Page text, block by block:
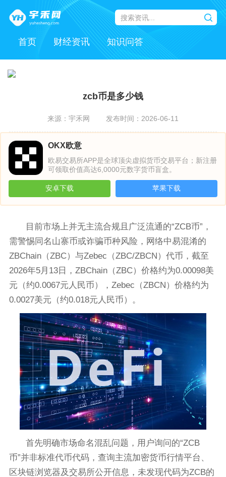
首页 财经资讯 知识问答
zcb币是多少钱
来源：宇禾网 发布时间：2026-06-11
OKX欧意
欧易交易所APP是全球顶尖虚拟货币交易平台；新注册
可领取价值高达6,0000元数字货币盲盒。
安卓下载 苹果下载
目前市场上并无主流合规且广泛流通的“ZCB币”，
需警惕同名山寨币或诈骗币种风险，网络中易混淆的
ZBChain（ZBC）与Zebec（ZBC/ZBCN）代币，截至
2026年5月13日，ZBChain（ZBC）价格约为0.00098美
元（约0.0067元人民币），Zebec（ZBCN）价格约为
0.0027美元（约0.018元人民币）。
首先明确市场命名混乱问题，用户询问的“ZCB
币”并非标准代币代码，查询主流加密货币行情平台、
区块链浏览器及交易所公开信息，未发现代码为ZCB的